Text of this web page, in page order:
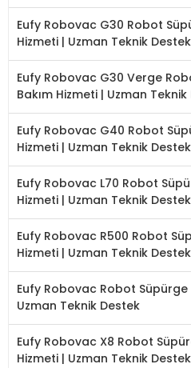
Eufy Robovac G30 Robot
Hizmeti | Uzman Teknik Destek
Eufy Robovac G30 Verge
Bakım Hizmeti | Uzman
Eufy Robovac G40 Robot
Hizmeti | Uzman Teknik Destek
Eufy Robovac L70 Robot
Hizmeti | Uzman Teknik Destek
Eufy Robovac R500 Robot
Hizmeti | Uzman Teknik Destek
Eufy Robovac Robot Süpürge
Uzman Teknik Destek
Eufy Robovac X8 Robot
Hizmeti | Uzman Teknik Destek